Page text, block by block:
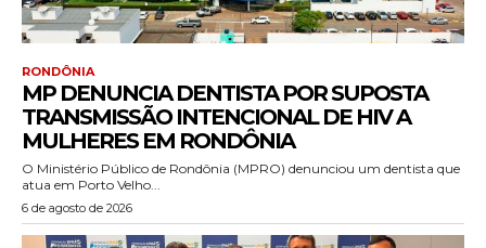
RONDÔNIA
MP DENUNCIA DENTISTA POR SUPOSTA
TRANSMISSÃO INTENCIONAL DE HIV A
MULHERES EM RONDÔNIA
O Ministério Público de Rondônia (MPRO) denunciou um dentista que
atua em Porto Velho...
6 de agosto de 2026